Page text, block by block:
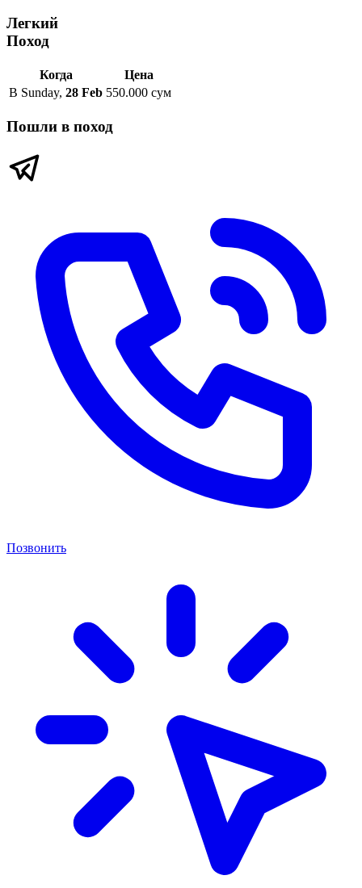
Легкий
Поход
Когда
Цена
В Sunday, 28 Feb 550.000 сум
Пошли в поход
Позвонить